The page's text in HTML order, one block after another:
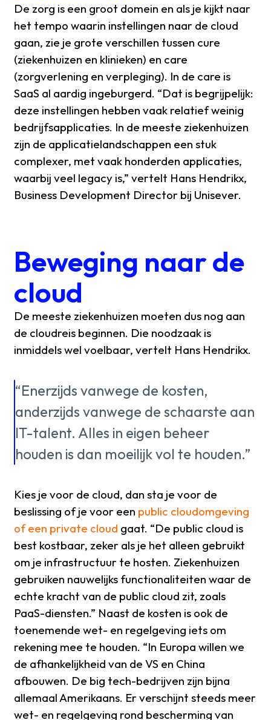
De zorg is een groot domein en als je kijkt naar
het tempo waarin instellingen naar de cloud
gaan, zie je grote verschillen tussen cure
(ziekenhuizen en klinieken) en care
(zorgverlening en verpleging). In de care is
SaaS al aardig ingeburgerd. “Dat is begrijpelijk:
deze instellingen hebben vaak relatief weinig
bedrijfsapplicaties. In de meeste ziekenhuizen
zijn de applicatielandschappen een stuk
complexer, met vaak honderden applicaties,
waarbij veel legacy is,” vertelt Hans Hendrikx,
Business Development Director bij Unisever.
Beweging naar de
cloud
De meeste ziekenhuizen moeten dus nog aan
de cloudreis beginnen. Die noodzaak is
inmiddels wel voelbaar, vertelt Hans Hendrikx.
“Enerzijds vanwege de kosten,
anderzijds vanwege de schaarste aan
IT-talent. Alles in eigen beheer
houden is dan moeilijk vol te houden.”
Kies je voor de cloud, dan sta je voor de
beslissing of je voor een public cloud­omgeving
of een private cloud gaat. “De public cloud is
best kostbaar, zeker als je het alleen gebruikt
om je infrastructuur te hosten. Ziekenhuizen
gebruiken nauwelijks functionaliteiten waar de
echte kracht van de public cloud zit, zoals
PaaS-diensten.” Naast de kosten is ook de
toenemende wet- en regelgeving iets om
rekening mee te houden. “In Europa willen we
de afhankelijkheid van de VS en China
afbouwen. De big tech-bedrijven zijn bijna
allemaal Amerikaans. Er verschijnt steeds meer
wet- en regelgeving rond bescherming van